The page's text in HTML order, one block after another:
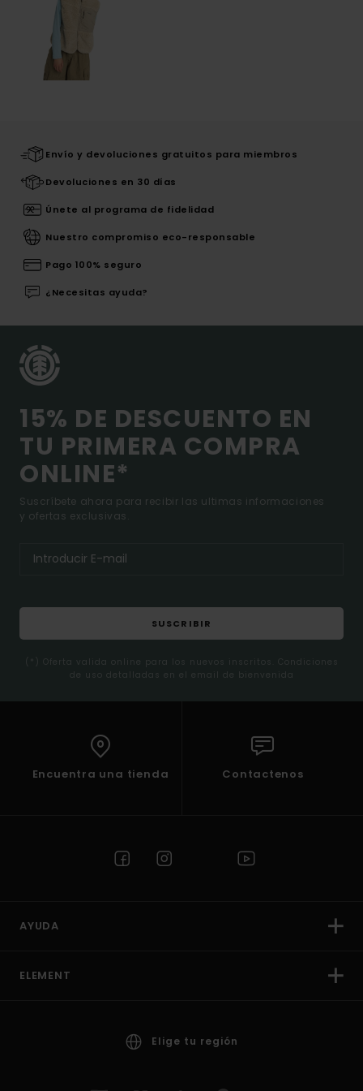
Envío y devoluciones gratuitos para miembros
Devoluciones en 30 días
Únete al programa de fidelidad
Nuestro compromiso eco-responsable
Pago 100% seguro
¿Necesitas ayuda?
15% DE DESCUENTO EN
TU PRIMERA COMPRA
ONLINE*
Suscríbete ahora para recibir las ultimas informaciones
y ofertas exclusivas.
SUSCRIBIR
(*) Oferta valida online para los nuevos inscritos. Condiciones
de uso detalladas en el email de bienvenida
Encuentra una tienda Contactenos
AYUDA
ELEMENT
Elige tu región